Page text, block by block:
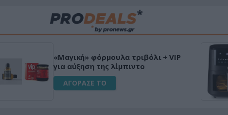
«Μαγική» φόρμουλα τριβόλι + VIP
για αύξηση της λίμπιντο
ΑΓΟΡΑΣΕ ΤΟ